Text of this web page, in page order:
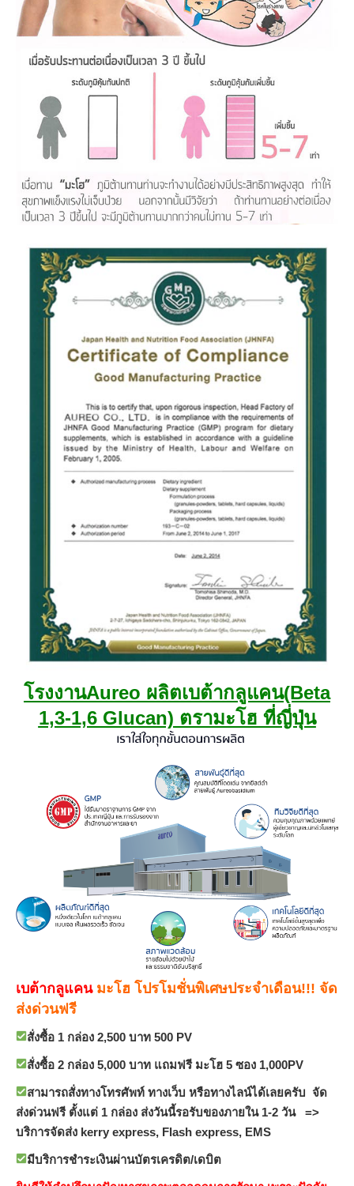
โรงงานAureo ผลิตเบต้ากลูแคน(Beta
1,3-1,6 Glucan) ตรามะโฮ ที่ญี่ปุ่น
เบต้ากลูแคน มะโฮ โปรโมชั่นพิเศษประจำเดือน!!! จัด
ส่งด่วนฟรี
สั่งซื้อ 1 กล่อง 2,500 บาท 500 PV
สั่งซื้อ 2 กล่อง 5,000 บาท แถมฟรี มะโฮ 5 ซอง 1,000PV
สามารถสั่งทางโทรศัพท์ ทางเว็บ หรือทางไลน์ได้เลยครับ จัด
ส่งด่วนฟรี ตั้งแต่ 1 กล่อง ส่งวันนี้รอรับของภายใน 1-2 วัน =>
บริการจัดส่ง kerry express, Flash express, EMS
มีบริการชำระเงินผ่านบัตรเครดิต/เดบิต